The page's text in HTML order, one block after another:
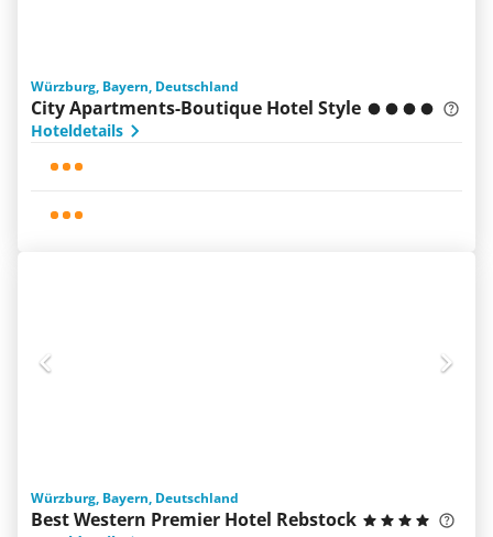
Würzburg, Bayern, Deutschland
City Apartments-Boutique Hotel Style
Hoteldetails
Würzburg, Bayern, Deutschland
Best Western Premier Hotel Rebstock